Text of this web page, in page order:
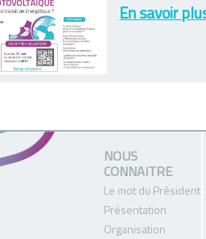
En savoir
NOUS
CONNAITRE
Le mot du Président
Présentation
Organisation